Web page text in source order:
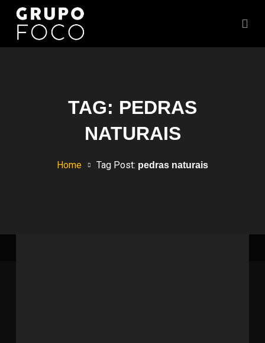
TAG: PEDRAS
NATURAIS
Home Tag Post: pedras naturais